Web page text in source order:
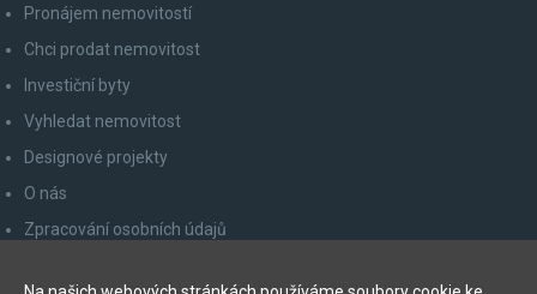
Pronájem nemovitostí
Chci prodat nemovitost
Investiční byty
Vyhledat nemovitost
Designové projekty
O nás
Zpracování osobních údajů